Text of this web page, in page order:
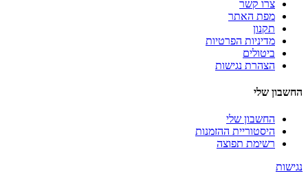
צרו קשר
מפת האתר
תקנון
מדיניות הפרטיות
ביטולים
הצהרת נגישות
החשבון שלי
החשבון שלי
היסטוריית ההזמנות
רשימת תפוצה
נגישות